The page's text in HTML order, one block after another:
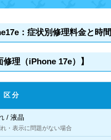
：症状別修理料金と時間
修理（iPhone 17e）】
分
/ 液晶
・表示に問題がない場合